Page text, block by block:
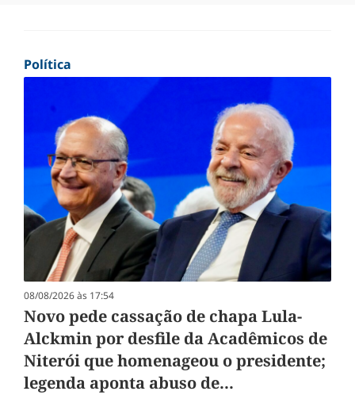
Política
08/08/2026 às 17:54
Novo pede cassação de chapa Lula-
Alckmin por desfile da Acadêmicos de
Niterói que homenageou o presidente;
legenda aponta abuso de...